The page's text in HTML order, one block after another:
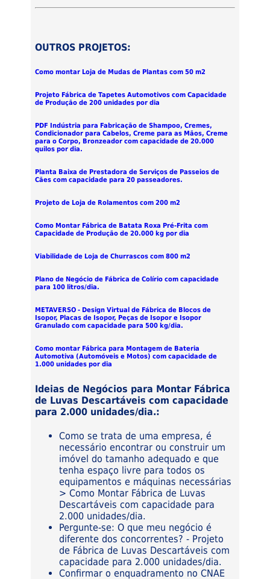
OUTROS PROJETOS:
Como montar Loja de Mudas de Plantas com 50 m2
Projeto Fábrica de Tapetes Automotivos com Capacidade
de Produção de 200 unidades por dia
PDF Indústria para Fabricação de Shampoo, Cremes,
Condicionador para Cabelos, Creme para as Mãos, Creme
para o Corpo, Bronzeador com capacidade de 20.000
quilos por dia.
Planta Baixa de Prestadora de Serviços de Passeios de
Cães com capacidade para 20 passeadores.
Projeto de Loja de Rolamentos com 200 m2
Como Montar Fábrica de Batata Roxa Pré-Frita com
Capacidade de Produção de 20.000 kg por dia
Viabilidade de Loja de Churrascos com 800 m2
Plano de Negócio de Fábrica de Colírio com capacidade
para 100 litros/dia.
METAVERSO - Design Virtual de Fábrica de Blocos de
Isopor, Placas de Isopor, Peças de Isopor e Isopor
Granulado com capacidade para 500 kg/dia.
Como montar Fábrica para Montagem de Bateria
Automotiva (Automóveis e Motos) com capacidade de
1.000 unidades por dia
Ideias de Negócios para Montar Fábrica
de Luvas Descartáveis com capacidade
para 2.000 unidades/dia.:
Como se trata de uma empresa, é
necessário encontrar ou construir um
imóvel do tamanho adequado e que
tenha espaço livre para todos os
equipamentos e máquinas necessárias
> Como Montar Fábrica de Luvas
Descartáveis com capacidade para
2.000 unidades/dia.
Pergunte-se: O que meu negócio é
diferente dos concorrentes? - Projeto
de Fábrica de Luvas Descartáveis com
capacidade para 2.000 unidades/dia.
Confirmar o enquadramento no CNAE